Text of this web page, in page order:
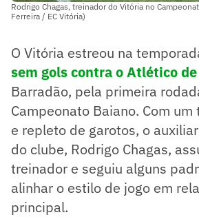
Rodrigo Chagas, treinador do Vitória no
Ferreira / EC Vitória)
O Vitória estreou na
sem gols contra o Atlético
Barradão, pela primeira
Campeonato Baiano. Com
e repleto de garotos, o
do clube, Rodrigo Chagas,
treinador e seguiu alguns
alinhar o estilo de jogo em
principal.